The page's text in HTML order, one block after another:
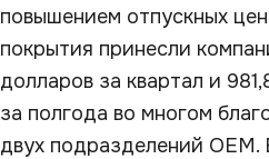
повышением отпускных
покрытия принесли
долларов за квартал и
за полгода во многом
двух подразделений